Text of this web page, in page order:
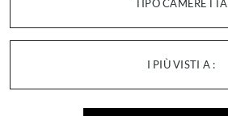
TIPO CAMERETTA
I PIÙ VISTI A :